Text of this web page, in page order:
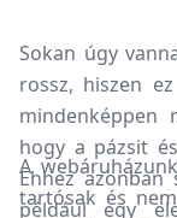
Sokan úgy
rossz, hiszen
mindenképpen
hogy a pázsit
Ehhez azonban
például egy
A
tartósak és